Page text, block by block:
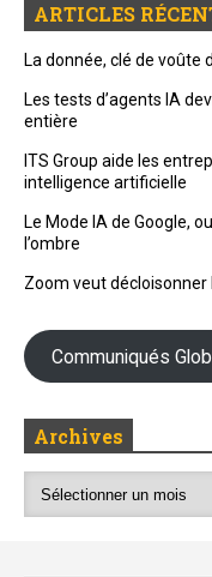
ARTICLES
La donnée, clé de voûte
Les tests d’agents IA
entière
ITS Group aide les
intelligence artificielle
Le Mode IA de Google,
l’ombre
Zoom veut
Communiqués
Archives